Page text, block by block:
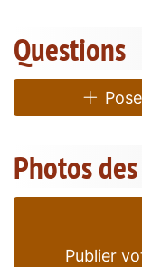
Questions
Photos
Publier